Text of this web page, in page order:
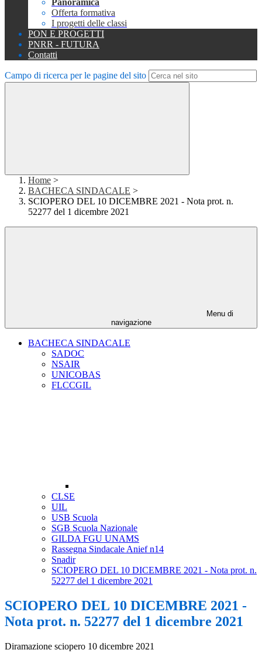
Panoramica
Offerta formativa
I progetti delle classi
PON E PROGETTI
PNRR - FUTURA
Contatti
Campo di ricerca per le pagine del sito
Home >
BACHECA SINDACALE >
SCIOPERO DEL 10 DICEMBRE 2021 - Nota prot. n.
52277 del 1 dicembre 2021
Menu di
navigazione
BACHECA SINDACALE
SADOC
NSAIR
UNICOBAS
FLCCGIL
CLSE
UIL
USB Scuola
SGB Scuola Nazionale
GILDA FGU UNAMS
Rassegna Sindacale Anief n14
Snadir
SCIOPERO DEL 10 DICEMBRE 2021 - Nota prot. n.
52277 del 1 dicembre 2021
SCIOPERO DEL 10 DICEMBRE 2021 -
Nota prot. n. 52277 del 1 dicembre 2021
Diramazione sciopero 10 dicembre 2021